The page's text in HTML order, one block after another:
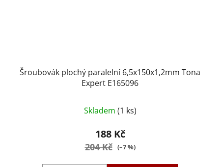
Šroubovák plochý paralelní 6,5x150x1,2mm Tona
Expert E165096
Skladem (1 ks)
188 Kč
204 Kč (–7 %)